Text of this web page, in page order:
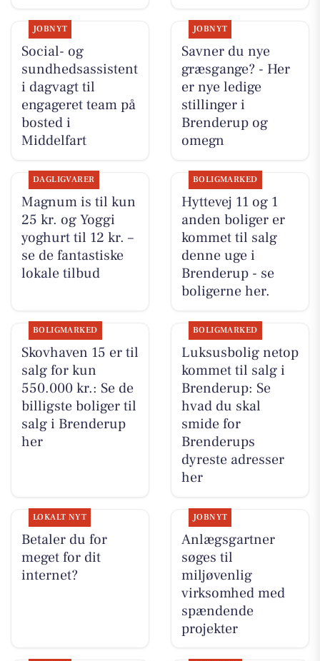
JOBNYT
Social- og
sundhedsassistent
i dagvagt til
engageret team på
bosted i
Middelfart
JOBNYT
Savner du nye
græsgange? - Her
er nye ledige
stillinger i
Brenderup og
omegn
DAGLIGVARER
Magnum is til kun
25 kr. og Yoggi
yoghurt til 12 kr. –
se de fantastiske
lokale tilbud
BOLIGMARKED
Hyttevej 11 og 1
anden boliger er
kommet til salg
denne uge i
Brenderup - se
boligerne her.
BOLIGMARKED
Skovhaven 15 er til
salg for kun
550.000 kr.: Se de
billigste boliger til
salg i Brenderup
her
BOLIGMARKED
Luksusbolig netop
kommet til salg i
Brenderup: Se
hvad du skal
smide for
Brenderups
dyreste adresser
her
LOKALT NYT
Betaler du for
meget for dit
internet?
JOBNYT
Anlægsgartner
søges til
miljøvenlig
virksomhed med
spændende
projekter